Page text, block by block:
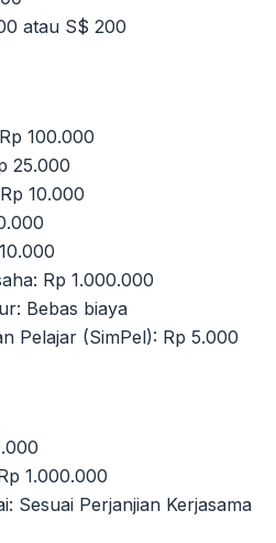
atau S$ 200
100.000
25.000
10.000
Rp 1.000.000
Bebas biaya
Pelajar (SimPel): Rp 5.000
1.000.000
Sesuai Perjanjian Kerjasama